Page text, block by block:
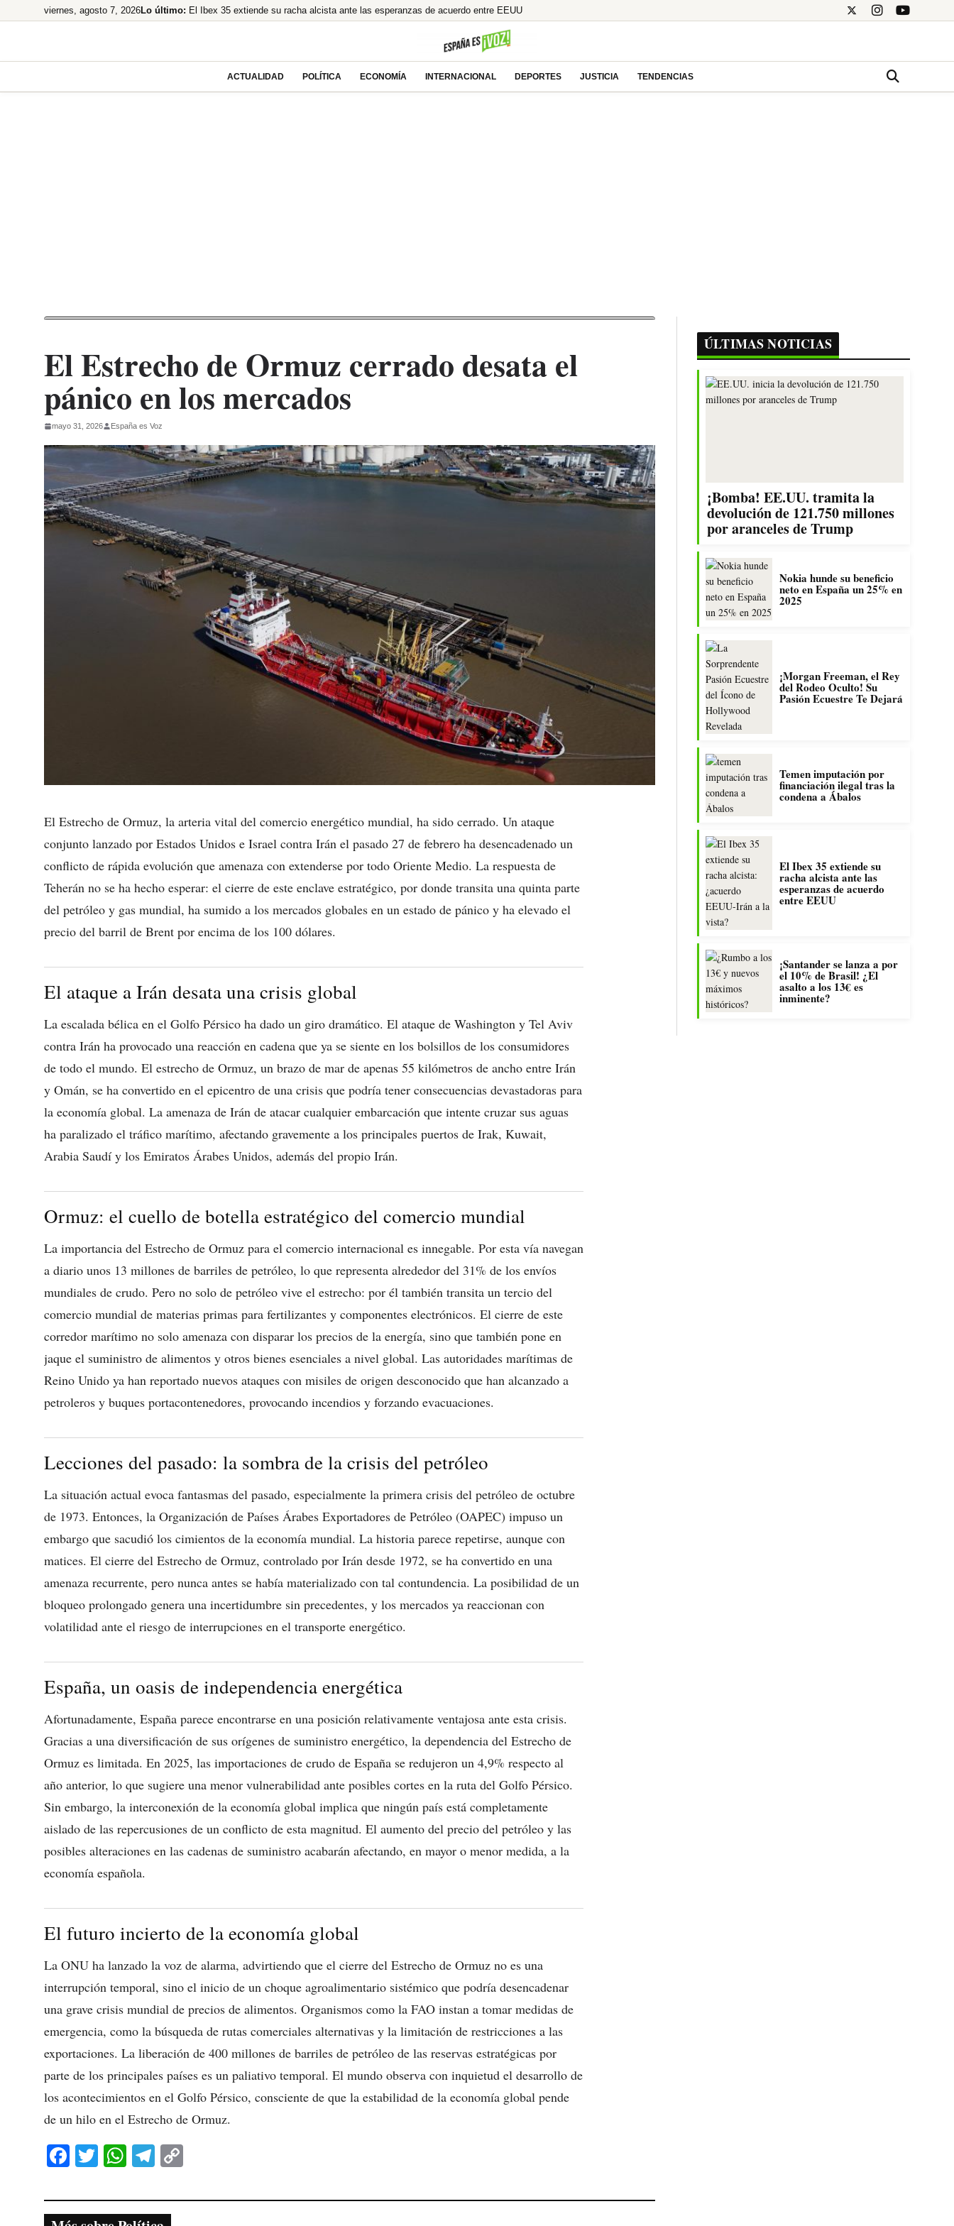
al
viernes, agosto 7, 2026Lo último: El Ibex 35 extiende su racha alcista ante las esperanzas de acuerdo entre EEUU
¡Bomba! EE.UU. tramita la devolución de 121.750 millones por aranceles de Trump
¡Morgan Freeman, el Rey del Rodeo Oculto! Su Pasión Ecuestre Te Dejará
Temen imputación por financiación ilegal tras la condena a Ábalos
ACTUALIDAD POLÍTICA ECONOMÍA INTERNACIONAL DEPORTES JUSTICIA TENDENCIAS
El Estrecho de Ormuz cerrado desata el
pánico en los mercados
mayo 31, 2026 España es Voz
El Estrecho de Ormuz, la arteria vital del comercio energético mundial, ha sido cerrado. Un ataque
conjunto lanzado por Estados Unidos e Israel contra Irán el pasado 27 de febrero ha desencadenado un
conflicto de rápida evolución que amenaza con extenderse por todo Oriente Medio. La respuesta de
Teherán no se ha hecho esperar: el cierre de este enclave estratégico, por donde transita una quinta parte
del petróleo y gas mundial, ha sumido a los mercados globales en un estado de pánico y ha elevado el
precio del barril de Brent por encima de los 100 dólares.
El ataque a Irán desata una crisis global
La escalada bélica en el Golfo Pérsico ha dado un giro dramático. El ataque de Washington y Tel Aviv
contra Irán ha provocado una reacción en cadena que ya se siente en los bolsillos de los consumidores
de todo el mundo. El estrecho de Ormuz, un brazo de mar de apenas 55 kilómetros de ancho entre Irán
y Omán, se ha convertido en el epicentro de una crisis que podría tener consecuencias devastadoras para
la economía global. La amenaza de Irán de atacar cualquier embarcación que intente cruzar sus aguas
ha paralizado el tráfico marítimo, afectando gravemente a los principales puertos de Irak, Kuwait,
Arabia Saudí y los Emiratos Árabes Unidos, además del propio Irán.
Ormuz: el cuello de botella estratégico del comercio mundial
La importancia del Estrecho de Ormuz para el comercio internacional es innegable. Por esta vía navegan
a diario unos 13 millones de barriles de petróleo, lo que representa alrededor del 31% de los envíos
mundiales de crudo. Pero no solo de petróleo vive el estrecho: por él también transita un tercio del
comercio mundial de materias primas para fertilizantes y componentes electrónicos. El cierre de este
corredor marítimo no solo amenaza con disparar los precios de la energía, sino que también pone en
jaque el suministro de alimentos y otros bienes esenciales a nivel global. Las autoridades marítimas de
Reino Unido ya han reportado nuevos ataques con misiles de origen desconocido que han alcanzado a
petroleros y buques portacontenedores, provocando incendios y forzando evacuaciones.
Lecciones del pasado: la sombra de la crisis del petróleo
La situación actual evoca fantasmas del pasado, especialmente la primera crisis del petróleo de octubre
de 1973. Entonces, la Organización de Países Árabes Exportadores de Petróleo (OAPEC) impuso un
embargo que sacudió los cimientos de la economía mundial. La historia parece repetirse, aunque con
matices. El cierre del Estrecho de Ormuz, controlado por Irán desde 1972, se ha convertido en una
amenaza recurrente, pero nunca antes se había materializado con tal contundencia. La posibilidad de un
bloqueo prolongado genera una incertidumbre sin precedentes, y los mercados ya reaccionan con
volatilidad ante el riesgo de interrupciones en el transporte energético.
España, un oasis de independencia energética
Afortunadamente, España parece encontrarse en una posición relativamente ventajosa ante esta crisis.
Gracias a una diversificación de sus orígenes de suministro energético, la dependencia del Estrecho de
Ormuz es limitada. En 2025, las importaciones de crudo de España se redujeron un 4,9% respecto al
año anterior, lo que sugiere una menor vulnerabilidad ante posibles cortes en la ruta del Golfo Pérsico.
Sin embargo, la interconexión de la economía global implica que ningún país está completamente
aislado de las repercusiones de un conflicto de esta magnitud. El aumento del precio del petróleo y las
posibles alteraciones en las cadenas de suministro acabarán afectando, en mayor o menor medida, a la
economía española.
El futuro incierto de la economía global
La ONU ha lanzado la voz de alarma, advirtiendo que el cierre del Estrecho de Ormuz no es una
interrupción temporal, sino el inicio de un choque agroalimentario sistémico que podría desencadenar
una grave crisis mundial de precios de alimentos. Organismos como la FAO instan a tomar medidas de
emergencia, como la búsqueda de rutas comerciales alternativas y la limitación de restricciones a las
exportaciones. La liberación de 400 millones de barriles de petróleo de las reservas estratégicas por
parte de los principales países es un paliativo temporal. El mundo observa con inquietud el desarrollo de
los acontecimientos en el Golfo Pérsico, consciente de que la estabilidad de la economía global pende
de un hilo en el Estrecho de Ormuz.
Fa
bo
T
tte
W
ts
Te
gr y
ÚLTIMAS NOTICIAS
¡Bomba! EE.UU. tramita la
devolución de 121.750 millones
por aranceles de Trump
Nokia hunde su beneficio
neto en España un 25% en
2025
¡Morgan Freeman, el Rey
del Rodeo Oculto! Su
Pasión Ecuestre Te Dejará
Temen imputación por
financiación ilegal tras la
condena a Ábalos
El Ibex 35 extiende su
racha alcista ante las
esperanzas de acuerdo
entre EEUU
¡Santander se lanza a por
el 10% de Brasil! ¿El
asalto a los 13€ es
inminente?